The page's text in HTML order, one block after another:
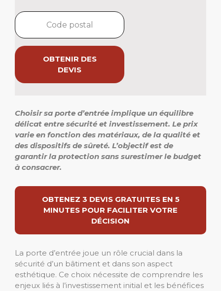
OBTENIR DES
DEVIS
Choisir sa porte d’entrée implique un équilibre
délicat entre sécurité et investissement. Le prix
varie en fonction des matériaux, de la qualité et
des dispositifs de sûreté. L’objectif est de
garantir la protection sans surestimer le budget
à consacrer.
OBTENEZ 3 DEVIS GRATUITES EN 5
MINUTES POUR FACILITER VOTRE
DÉCISION
La porte d’entrée joue un rôle crucial dans la
sécurité d’un bâtiment et dans son aspect
esthétique. Ce choix nécessite de comprendre les
enjeux liés à l’investissement initial et les bénéfices